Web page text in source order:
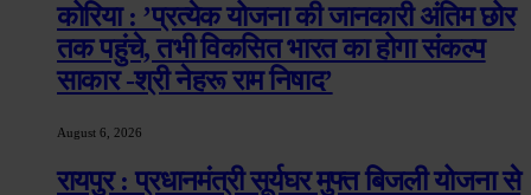
कोरिया : ’प्रत्येक योजना की जानकारी अंतिम छोर
तक पहुंचे, तभी विकसित भारत का होगा संकल्प
साकार -श्री नेहरू राम निषाद’
August 6, 2026
रायपुर : प्रधानमंत्री सूर्यघर मुफ्त बिजली योजना से